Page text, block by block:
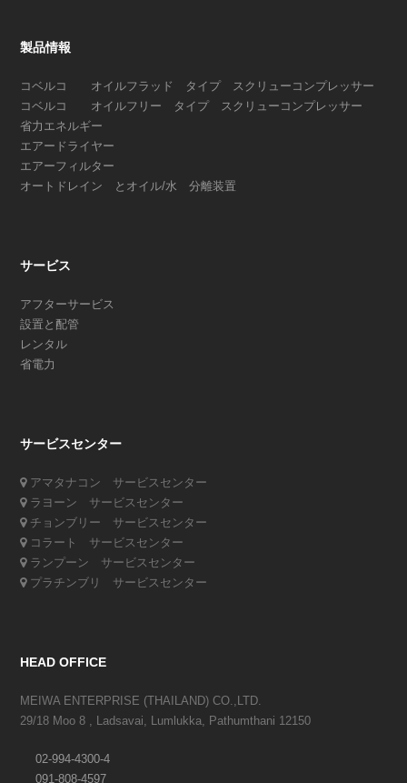
製品情報
コベルコ オイルフラッド タイプ スクリューコンプレッサー
コベルコ オイルフリー タイプ スクリューコンプレッサー
省力エネルギー
エアードライヤー
エアーフィルター
オートドレイン とオイル/水 分離装置
サービス
アフターサービス
設置と配管
レンタル
省電力
サービスセンター
アマタナコン サービスセンター
ラヨーン サービスセンター
チョンブリー サービスセンター
コラート サービスセンター
ランプーン サービスセンター
プラチンブリ サービスセンター
HEAD OFFICE
MEIWA ENTERPRISE (THAILAND) CO.,LTD.
29/18 Moo 8 , Ladsavai, Lumlukka, Pathumthani 12150
02-994-4300-4
091-808-4597